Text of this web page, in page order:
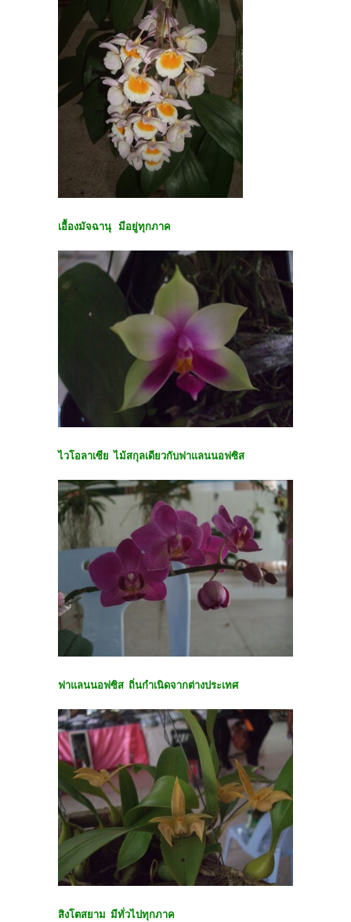
เอื้องมัจฉานุ มีอยู่ทุกภาค
ไวโอลาเซีย ไม้สกุลเดียวกับฟาแลนนอฟซิส
ฟาแลนนอฟซิส ถิ่นกำเนิดจากต่างประเทศ
สิงโตสยาม มีทั่วไปทุกภาค